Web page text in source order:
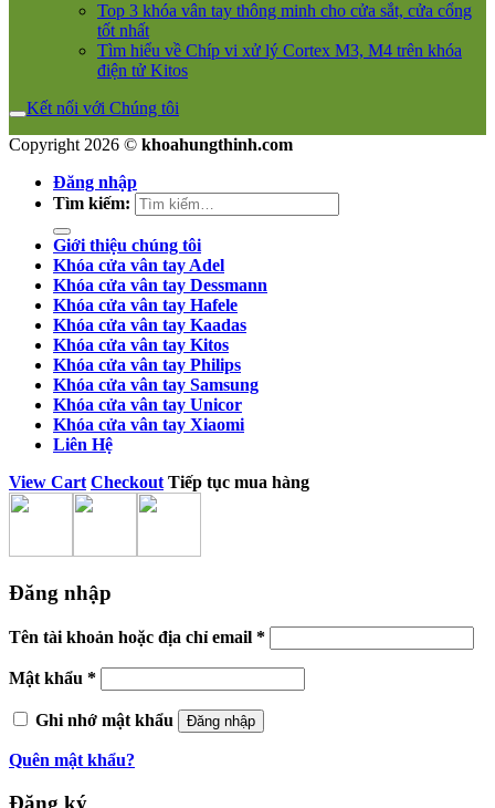
Top 3 khóa vân tay thông minh cho cửa sắt, cửa cổng
tốt nhất
Tìm hiểu về Chíp vi xử lý Cortex M3, M4 trên khóa
điện tử Kitos
Kết nối với Chúng tôi
Copyright 2026 © khoahungthinh.com
Đăng nhập
Tìm kiếm:
Giới thiệu chúng tôi
Khóa cửa vân tay Adel
Khóa cửa vân tay Dessmann
Khóa cửa vân tay Hafele
Khóa cửa vân tay Kaadas
Khóa cửa vân tay Kitos
Khóa cửa vân tay Philips
Khóa cửa vân tay Samsung
Khóa cửa vân tay Unicor
Khóa cửa vân tay Xiaomi
Liên Hệ
View Cart Checkout Tiếp tục mua hàng
Đăng nhập
Tên tài khoản hoặc địa chỉ email *
Mật khẩu *
Ghi nhớ mật khẩu Đăng nhập
Quên mật khẩu?
Đăng ký